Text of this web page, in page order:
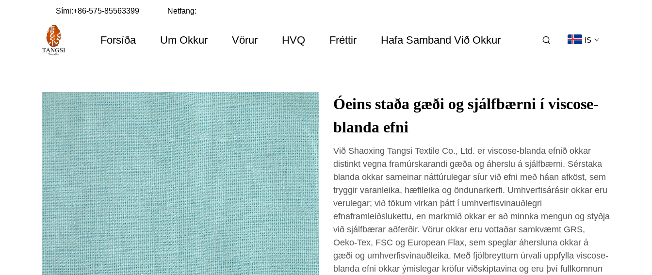
Sími:+86-575-85563399 Netfang:
Forsíða Um Okkur Vörur HVQ Fréttir Hafa Samband Við Okkur IS
Óeins staða gæði og sjálfbærni í viscose-
blanda efni
Við Shaoxing Tangsi Textile Co., Ltd. er viscose-blanda efnið okkar
distinkt vegna framúrskarandi gæða og áherslu á sjálfbærni. Sérstaka
blanda okkar sameinar náttúrulegar síur við efni með háan afköst, sem
tryggir varanleika, hæfileika og öndunarkerfi. Umhverfisárásir okkar eru
verulegar; við tökum virkan þátt í umhverfisvinauðlegri
efnaframleiðslukettu, en markmið okkar er að minnka mengun og styðja
við sjálfbærar aðferðir. Vörur okkar eru vottaðar samkvæmt GRS,
Oeko-Tex, FSC og European Flax, sem speglar áhersluna okkar á
gæði og umhverfisvinauðleika. Með fjölbreyttum úrvali uppfylla viscose-
blanda efni okkar ýmislegar kröfur viðskiptavina og eru því fullkomnun